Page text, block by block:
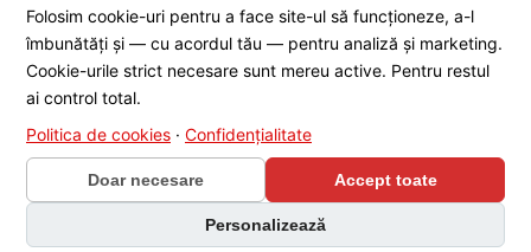
Echipa de profesionisti ai magazinului E-
camere.ro asigura in sprijinul cetatenilor
servicii dedicate dezvoltarii si comercializarii
de camere de supraveghere profesionale,
adresandu-se in special directorilor de
companii si antreprenorilor, dar si institutiilor
de stat, care urmaresc buna conduita
SC POLITES ONLINE SRL· CUI: RO34846331· Reg. Com.:
J2015001227161
· Capital social: 200 RON · Sediu: Str. Petrache
Poenaru, Nr. 1, Craiova, Jud. Dolj ·Contactează-ne·Service produs
© 2026 SC POLITES ONLINE SRL
Folosim cookie-uri pentru a face site-ul să funcționeze, a-l
îmbunătăți și — cu acordul tău — pentru analiză și marketing.
Cookie-urile strict necesare sunt mereu active. Pentru restul
ai control total.
Politica de cookies · Confidențialitate
Doar necesare
Personalizează
Accept toate